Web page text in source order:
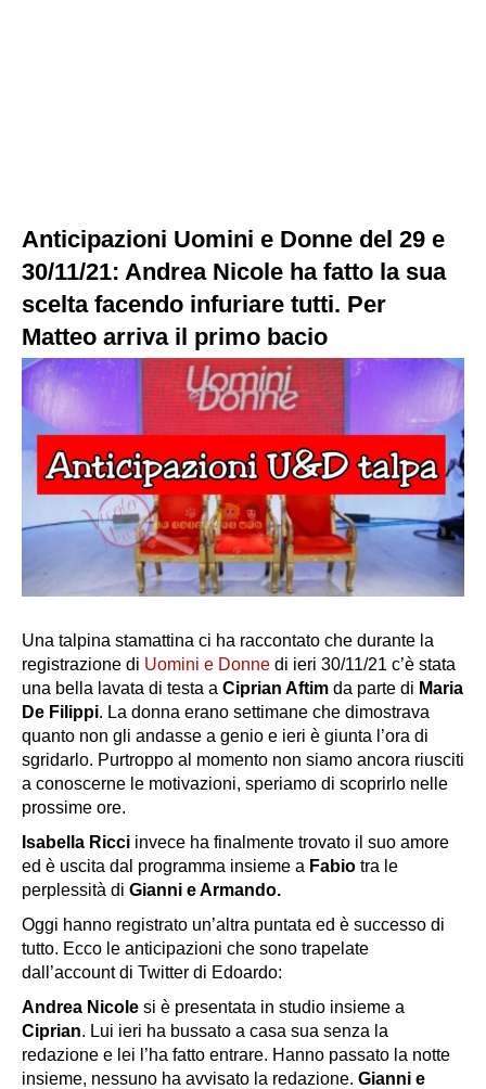
Anticipazioni Uomini e Donne del 29 e
30/11/21: Andrea Nicole ha fatto la sua
scelta facendo infuriare tutti. Per
Matteo arriva il primo bacio
Una talpina stamattina ci ha raccontato che durante la
registrazione di Uomini e Donne di ieri 30/11/21 c’è stata
una bella lavata di testa a Ciprian Aftim da parte di Maria
De Filippi. La donna erano settimane che dimostrava
quanto non gli andasse a genio e ieri è giunta l’ora di
sgridarlo. Purtroppo al momento non siamo ancora riusciti
a conoscerne le motivazioni, speriamo di scoprirlo nelle
prossime ore.
Isabella Ricci invece ha finalmente trovato il suo amore
ed è uscita dal programma insieme a Fabio tra le
perplessità di Gianni e Armando.
Oggi hanno registrato un’altra puntata ed è successo di
tutto. Ecco le anticipazioni che sono trapelate
dall’account di Twitter di Edoardo:
Andrea Nicole si è presentata in studio insieme a
Ciprian. Lui ieri ha bussato a casa sua senza la
redazione e lei l’ha fatto entrare. Hanno passato la notte
insieme, nessuno ha avvisato la redazione. Gianni e